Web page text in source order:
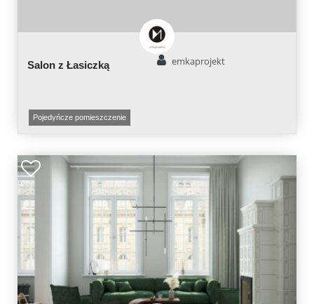
Salon z Łasiczką
Pojedyńcze pomieszczenie
emkaprojekt